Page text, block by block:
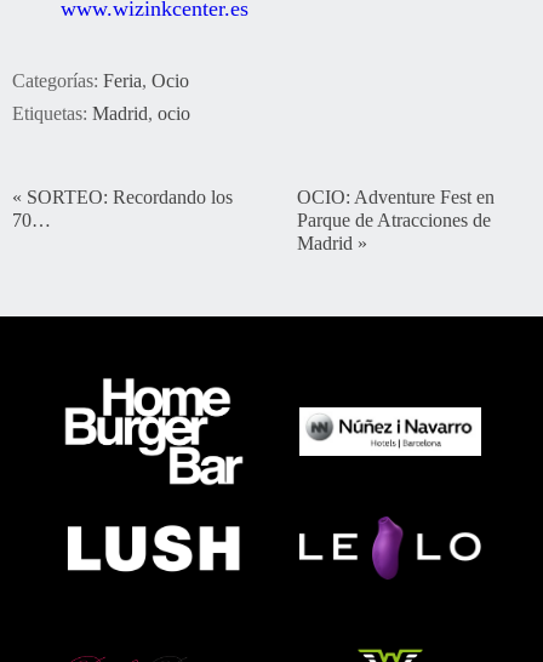
www.wizinkcenter.es
Categorías: Feria, Ocio
Etiquetas: Madrid, ocio
« SORTEO: Recordando los
70…
OCIO: Adventure Fest en
Parque de Atracciones de
Madrid »